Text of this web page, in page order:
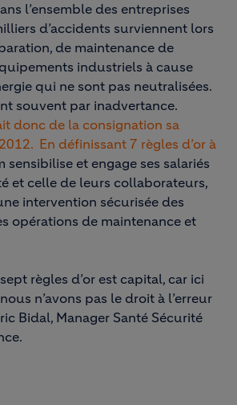
l’ensemble des entreprises
d’accidents surviennent lors
de maintenance de
industriels à cause
qui ne sont pas neutralisées.
souvent par inadvertance.
donc de la consignation sa
En définissant 7 règles d’or à
sensibilise et engage ses salariés
et celle de leurs collaborateurs,
intervention sécurisée des
opérations de maintenance et
règles d’or est capital, car ici
n’avons pas le droit à l’erreur
Bidal, Manager Santé Sécurité